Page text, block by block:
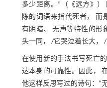
多少距离。”（《远方》
陈的词语来指代死者， 而
有阴暗、 无声等特性的形
头一同， /它哭泣着长大，
在使用新的手法书写死亡
达本身的可靠性。因此，
他这样反思写过的诗句：